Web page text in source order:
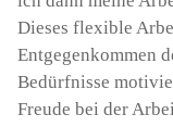
Dieses flexible
Entgegenkommen
Bedürfnisse
Freude bei der